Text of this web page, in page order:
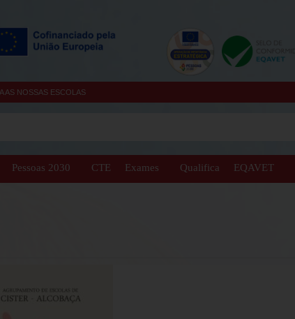
AS NOSSAS ESCOLAS
Pessoas 2030 CTE Exames Qualifica EQAVET